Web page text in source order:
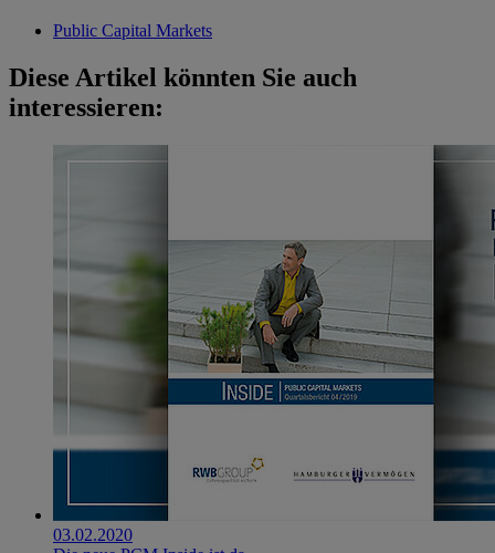
Public Capital Markets
Diese Artikel könnten Sie auch
interessieren:
03.02.2020